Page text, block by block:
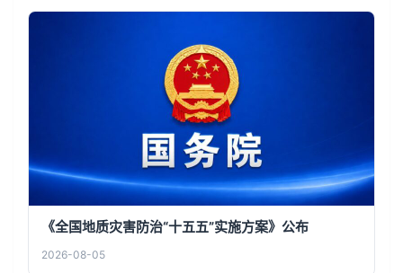
《全国地质灾害防治“十五五”实施方案》公布
2026-08-05